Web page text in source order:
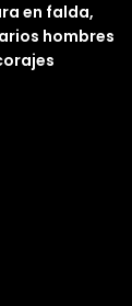
en falda,
hombres